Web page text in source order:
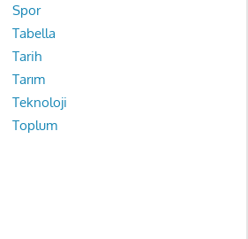
Spor
Tabella
Tarih
Tarım
Teknoloji
Toplum